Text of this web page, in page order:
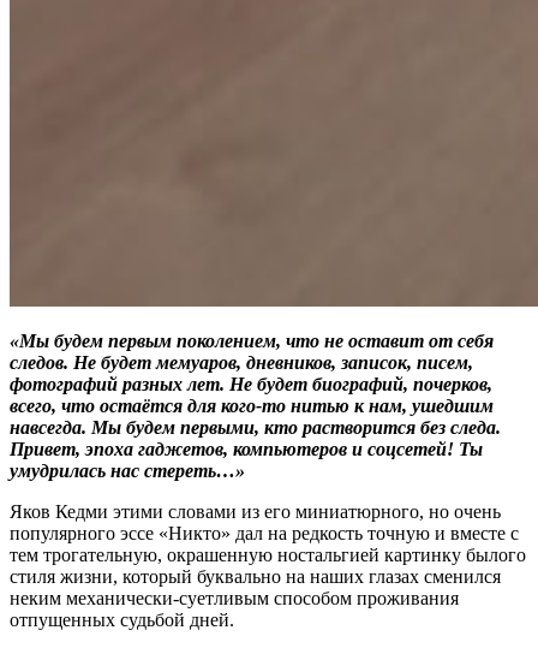
«Мы будем первым поколением, что не оставит от себя
следов. Не будет мемуаров, дневников, записок, писем,
фотографий разных лет. Не будет биографий, почерков,
всего, что остаётся для кого-то нитью к нам, ушедшим
навсегда. Мы будем первыми, кто растворится без следа.
Привет, эпоха гаджетов, компьютеров и соцсетей! Ты
умудрилась нас стереть…»
Яков Кедми этими словами из его миниатюрного, но очень
популярного эссе «Никто» дал на редкость точную и вместе с
тем трогательную, окрашенную ностальгией картинку былого
стиля жизни, который буквально на наших глазах сменился
неким механически-суетливым способом проживания
отпущенных судьбой дней.